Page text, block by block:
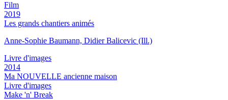
Film
2019
Les grands chantiers animés
Anne-Sophie Baumann, Didier Balicevic (Ill.)
Livre d'images
2014
Ma NOUVELLE ancienne maison
Livre d'images
Make 'n' Break